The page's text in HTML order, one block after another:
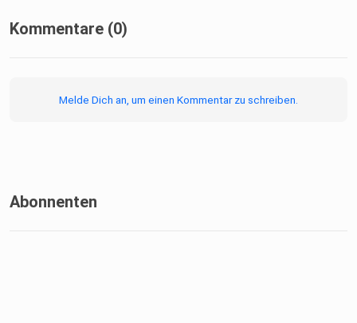
Kommentare (0)
Melde Dich an, um einen Kommentar zu schreiben.
Abonnenten